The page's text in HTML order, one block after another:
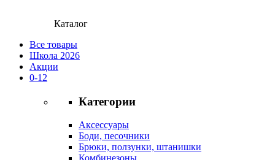
Каталог
Все товары
Школа 2026
Акции
0-12
Категории
Аксессуары
Боди, песочники
Брюки, ползунки, штанишки